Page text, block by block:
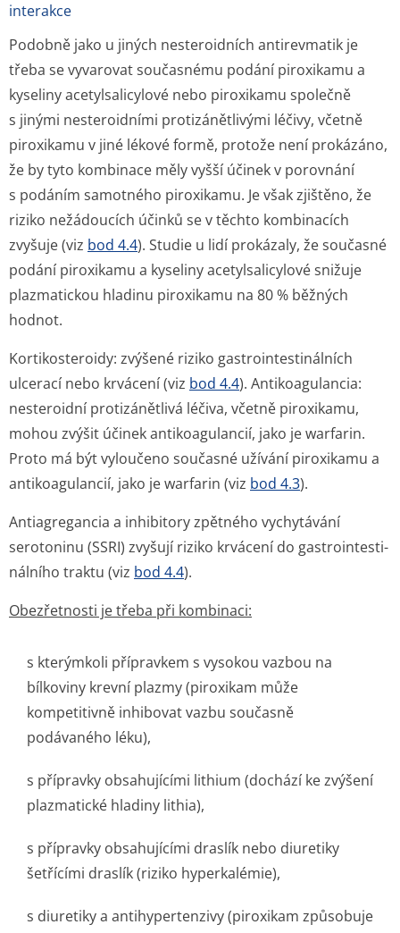
interakce
Podobně jako u jiných nesteroidních antirevmatik je
třeba se vyvarovat současnému podání piroxikamu a
kyseliny acetylsalicylové nebo piroxikamu společně
s jinými nesteroidními protizánětlivými léčivy, včetně
piroxikamu v jiné lékové formě, protože není prokázáno,
že by tyto kombinace měly vyšší účinek v porovnání
s podáním samotného piroxikamu. Je však zjištěno, že
riziko nežádoucích účinků se v těchto kombinacích
zvyšuje (viz bod 4.4). Studie u lidí prokázaly, že současné
podání piroxikamu a kyseliny acetylsalicylové snižuje
plazmatickou hladinu piroxikamu na 80 % běžných
hodnot.
Kortikosteroidy: zvýšené riziko gastrointesti­nálních
ulcerací nebo krvácení (viz bod 4.4). Antikoagulancia:
nesteroidní protizánětlivá léčiva, včetně piroxikamu,
mohou zvýšit účinek antikoagulancií, jako je warfarin.
Proto má být vyloučeno současné užívání piroxikamu a
antikoagulancií, jako je warfarin (viz bod 4.3).
Antiagregancia a inhibitory zpětného vychytávání
serotoninu (SSRI) zvyšují riziko krvácení do gastrointesti­
nálního traktu (viz bod 4.4).
Obezřetnosti je třeba při kombinaci:
s kterýmkoli přípravkem s vysokou vazbou na
bílkoviny krevní plazmy (piroxikam může
kompetitivně inhibovat vazbu současně
podávaného léku),
s přípravky obsahujícími lithium (dochází ke zvýšení
plazmatické hladiny lithia),
s přípravky obsahujícími draslík nebo diuretiky
šetřícími draslík (riziko hyperkalémie),
s diuretiky a antihypertenzivy (piroxikam způsobuje